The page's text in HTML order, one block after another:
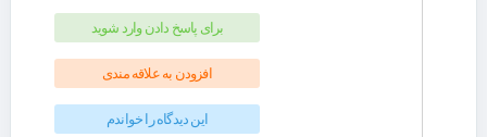
برای پاسخ دادن وارد شوید
افزودن به علاقه مندی
این دیدگاه را خواندم